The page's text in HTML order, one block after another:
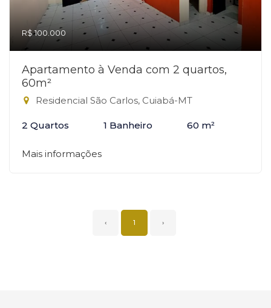
R$ 100.000
Apartamento à Venda com 2 quartos,
60m²
Residencial São Carlos, Cuiabá-MT
2 Quartos 1 Banheiro 60 m²
Mais informações
‹ 1 ›